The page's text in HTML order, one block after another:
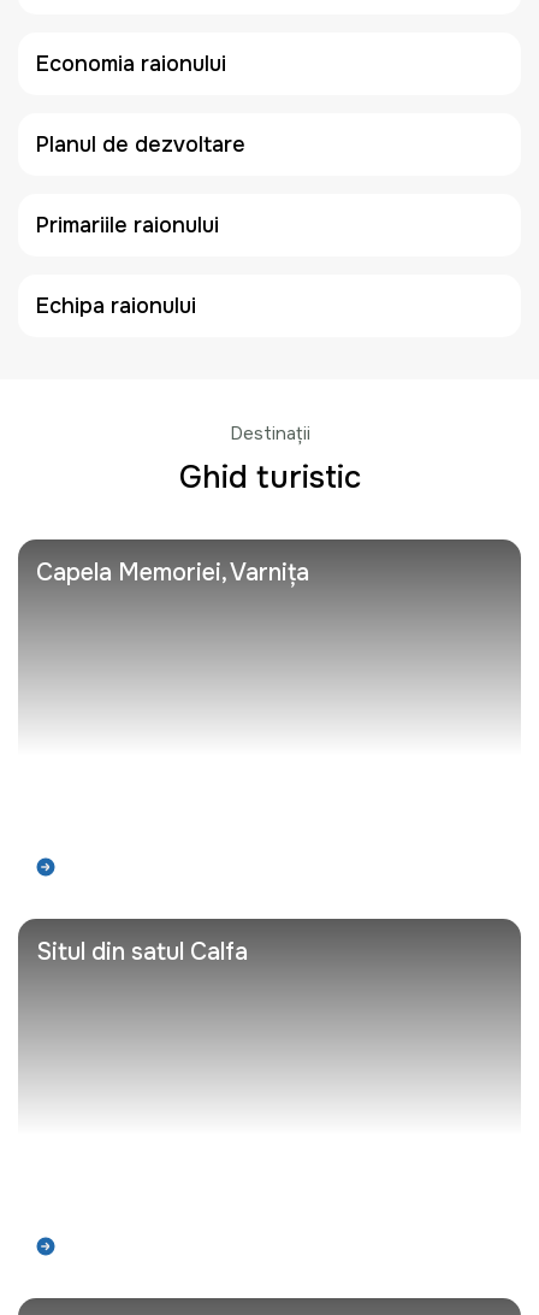
Economia raionului
Planul de dezvoltare
Primariile raionului
Echipa raionului
Destinații
Ghid turistic
Capela Memoriei, Varnița
Situl din satul Calfa